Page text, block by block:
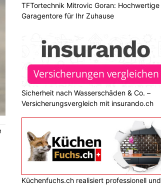
TFTortechnik Mitrovic Goran: Hochwertige
Garagentore für Ihr Zuhause
Sicherheit nach Wasserschäden & Co. –
Versicherungsvergleich mit insurando.ch
Küchenfuchs.ch realisiert professionell und